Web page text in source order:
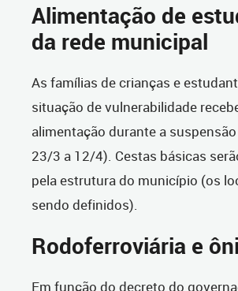
Alimentação de
da rede municipal
As famílias de crianças e
situação de vulnerabilidade
alimentação durante a
23/3 a 12/4). Cestas básicas
pela estrutura do município (os
sendo definidos).
Rodoferroviária e
Em função do decreto do